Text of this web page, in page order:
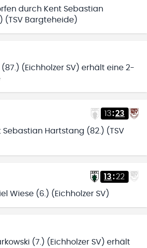
durch Kent Sebastian
(TSV Bargteheide)
(Eichholzer SV) erhält eine 2-
13:23
Sebastian Hartstang (82.) (TSV
13:22
Wiese (6.) (Eichholzer SV)
(7.) (Eichholzer SV) erhält